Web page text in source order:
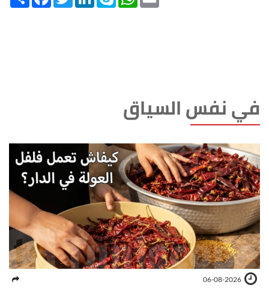
في نفس السياق
06-08-2026